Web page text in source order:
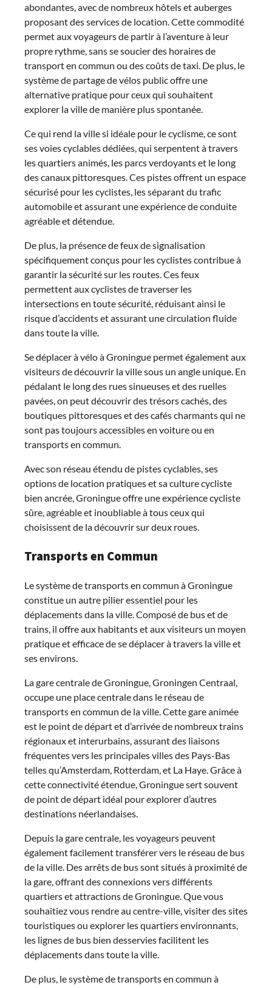
abondantes, avec de nombreux hôtels et auberges
proposant des services de location. Cette commodité
permet aux voyageurs de partir à l’aventure à leur
propre rythme, sans se soucier des horaires de
transport en commun ou des coûts de taxi. De plus, le
système de partage de vélos public offre une
alternative pratique pour ceux qui souhaitent
explorer la ville de manière plus spontanée.
Ce qui rend la ville si idéale pour le cyclisme, ce sont
ses voies cyclables dédiées, qui serpentent à travers
les quartiers animés, les parcs verdoyants et le long
des canaux pittoresques. Ces pistes offrent un espace
sécurisé pour les cyclistes, les séparant du trafic
automobile et assurant une expérience de conduite
agréable et détendue.
De plus, la présence de feux de signalisation
spécifiquement conçus pour les cyclistes contribue à
garantir la sécurité sur les routes. Ces feux
permettent aux cyclistes de traverser les
intersections en toute sécurité, réduisant ainsi le
risque d’accidents et assurant une circulation fluide
dans toute la ville.
Se déplacer à vélo à Groningue permet également aux
visiteurs de découvrir la ville sous un angle unique. En
pédalant le long des rues sinueuses et des ruelles
pavées, on peut découvrir des trésors cachés, des
boutiques pittoresques et des cafés charmants qui ne
sont pas toujours accessibles en voiture ou en
transports en commun.
Avec son réseau étendu de pistes cyclables, ses
options de location pratiques et sa culture cycliste
bien ancrée, Groningue offre une expérience cycliste
sûre, agréable et inoubliable à tous ceux qui
choisissent de la découvrir sur deux roues.
Transports en Commun
Le système de transports en commun à Groningue
constitue un autre pilier essentiel pour les
déplacements dans la ville. Composé de bus et de
trains, il offre aux habitants et aux visiteurs un moyen
pratique et efficace de se déplacer à travers la ville et
ses environs.
La gare centrale de Groningue, Groningen Centraal,
occupe une place centrale dans le réseau de
transports en commun de la ville. Cette gare animée
est le point de départ et d’arrivée de nombreux trains
régionaux et interurbains, assurant des liaisons
fréquentes vers les principales villes des Pays-Bas
telles qu’Amsterdam, Rotterdam, et La Haye. Grâce à
cette connectivité étendue, Groningue sert souvent
de point de départ idéal pour explorer d’autres
destinations néerlandaises.
Depuis la gare centrale, les voyageurs peuvent
également facilement transférer vers le réseau de bus
de la ville. Des arrêts de bus sont situés à proximité de
la gare, offrant des connexions vers différents
quartiers et attractions de Groningue. Que vous
souhaitiez vous rendre au centre-ville, visiter des sites
touristiques ou explorer les quartiers environnants,
les lignes de bus bien desservies facilitent les
déplacements dans toute la ville.
De plus, le système de transports en commun à